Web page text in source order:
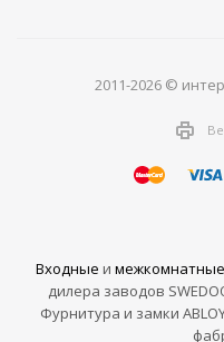
2011-2026 ©
Входные и
дилера заводов
Фурнитура и замки